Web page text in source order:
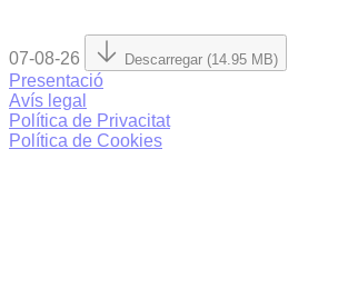
07-08-26 Descarregar (14.95 MB)
Presentació
Avís legal
Política de Privacitat
Política de Cookies